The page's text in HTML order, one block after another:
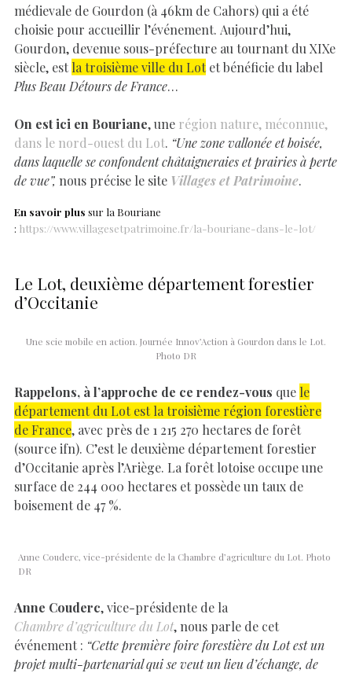
médievale de Gourdon (à 46km de Cahors) qui a été
choisie pour accueillir l’événement. Aujourd’hui,
Gourdon, devenue sous-préfecture au tournant du XIXe
siècle, est la troisième ville du Lot et bénéficie du label
Plus Beau Détours de France…
On est ici en Bouriane, une région nature, méconnue,
dans le nord-ouest du Lot. “Une zone vallonée et boisée,
dans laquelle se confondent châtaigneraies et prairies à perte
de vue”, nous précise le site Villages et Patrimoine.
En savoir plus sur la Bouriane
: https://www.villagesetpatrimoine.fr/la-bouriane-dans-le-lot/
Le Lot, deuxième département forestier
d’Occitanie
Une scie mobile en action. Journée Innov’Action à Gourdon dans le Lot.
Photo DR
Rappelons, à l’approche de ce rendez-vous que le
département du Lot est la troisième région forestière
de France, avec près de 1 215 270 hectares de forêt
(source ifn). C’est le deuxième département forestier
d’Occitanie après l’Ariège. La forêt lotoise occupe une
surface de 244 000 hectares et possède un taux de
boisement de 47 %.
Anne Couderc, vice-présidente de la Chambre d’agriculture du Lot. Photo
DR
Anne Couderc, vice-présidente de la
Chambre d’agriculture du Lot, nous parle de cet
événement : “Cette première foire forestière du Lot est un
projet multi-partenarial qui se veut un lieu d’échange, de